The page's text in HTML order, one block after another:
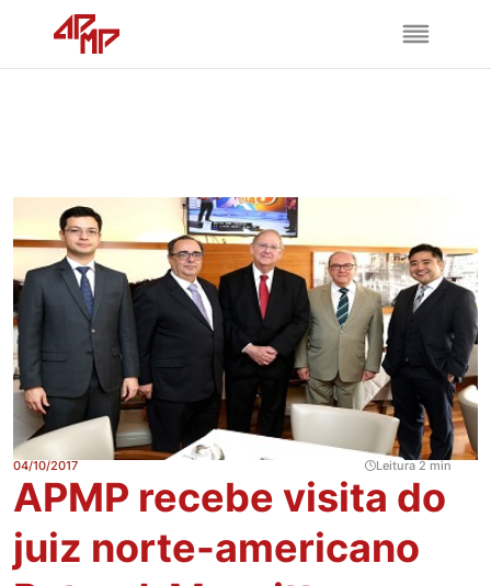
04/10/2017 Leitura 2 min
APMP recebe visita do
juiz norte-americano